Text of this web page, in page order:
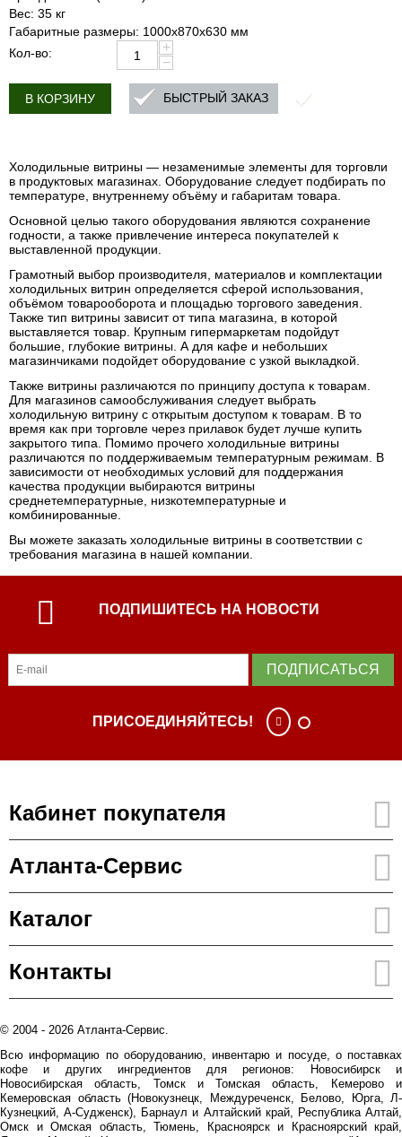
Вес: 35 кг
Габаритные размеры: 1000х870х630 мм
Кол-во:
+
−
В КОРЗИНУ БЫСТРЫЙ ЗАКАЗ
Холодильные витрины — незаменимые элементы для торговли
в продуктовых магазинах. Оборудование следует подбирать по
температуре, внутреннему объёму и габаритам товара.
Основной целью такого оборудования являются сохранение
годности, а также привлечение интереса покупателей к
выставленной продукции.
Грамотный выбор производителя, материалов и комплектации
холодильных витрин определяется сферой использования,
объёмом товарооборота и площадью торгового заведения.
Также тип витрины зависит от типа магазина, в которой
выставляется товар. Крупным гипермаркетам подойдут
большие, глубокие витрины. А для кафе и небольших
магазинчиками подойдет оборудование с узкой выкладкой.
Также витрины различаются по принципу доступа к товарам.
Для магазинов самообслуживания следует выбрать
холодильную витрину с открытым доступом к товарам. В то
время как при торговле через прилавок будет лучше купить
закрытого типа. Помимо прочего холодильные витрины
различаются по поддерживаемым температурным режимам. В
зависимости от необходимых условий для поддержания
качества продукции выбираются витрины
среднетемпературные, низкотемпературные и
комбинированные.
Вы можете заказать холодильные витрины в соответствии с
требования магазина в нашей компании.
ПОДПИШИТЕСЬ НА НОВОСТИ
ПОДПИСАТЬСЯ
ПРИСОЕДИНЯЙТЕСЬ!
Кабинет покупателя
Атланта-Сервис
Каталог
Контакты
© 2004 - 2026 Атланта-Сервис.
Всю информацию по оборудованию, инвентарю и посуде, о поставках
кофе и других ингредиентов для регионов: Новосибирск и
Новосибирская область, Томск и Томская область, Кемерово и
Кемеровская область (Новокузнецк, Междуреченск, Белово, Юрга, Л-
Кузнецкий, А-Судженск), Барнаул и Алтайский край, Республика Алтай,
Омск и Омская область, Тюмень, Красноярск и Красноярский край,